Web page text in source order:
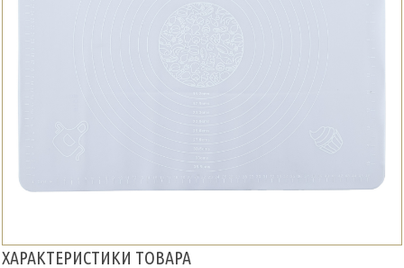
ХАРАКТЕРИСТИКИ ТОВАРА